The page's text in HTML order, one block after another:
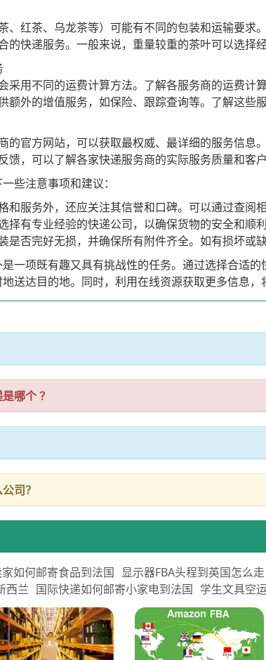
、红茶、乌龙茶等）可能有不同的包装和运输要求
的快递服务。一般来说，重量较重的茶叶可以选择
采用不同的运费计算方法。了解各服务商的运费计
额外的增值服务，如保险、跟踪查询等。了解这些
的官方网站，可以获取最权威、最详细的服务信息
馈，可以了解各家快递服务商的实际服务质量和客
些注意事项和建议：
和服务外，还应关注其信誉和口碑。可以通过查阅
有专业经验的快递公司，以确保货物的安全和顺利
是否完好无损，并确保所有附件齐全。如有损坏或
一项既有趣又具有挑战性的任务。通过选择合适
送达目的地。同时，利用在线资源获取更多信息，
哪个 ？
司？
如何邮寄食品到法国 显示器FBA头程到英国怎么走
西兰 国际快递如何邮寄小家电到法国 学生文具空